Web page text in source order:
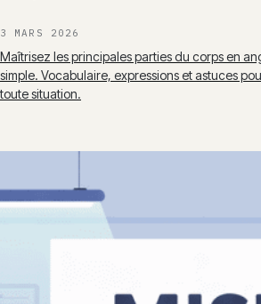
3 MARS 2026
Maîtrisez les principales parties du corps en
simple. Vocabulaire, expressions et astuces
toute situation.